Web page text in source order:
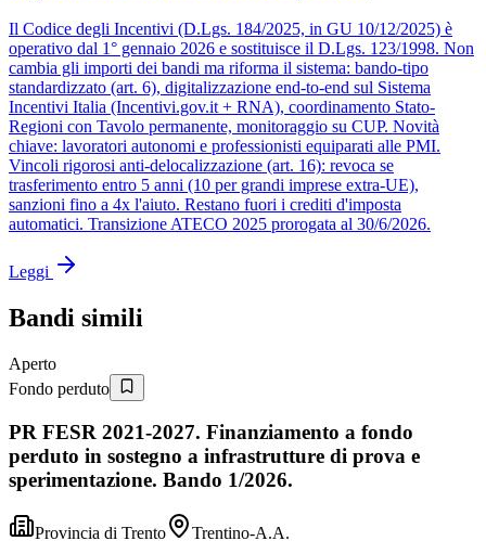
Il Codice degli Incentivi (D.Lgs. 184/2025, in GU 10/12/2025) è
operativo dal 1° gennaio 2026 e sostituisce il D.Lgs. 123/1998. Non
cambia gli importi dei bandi ma riforma il sistema: bando-tipo
standardizzato (art. 6), digitalizzazione end-to-end sul Sistema
Incentivi Italia (Incentivi.gov.it + RNA), coordinamento Stato-
Regioni con Tavolo permanente, monitoraggio su CUP. Novità
chiave: lavoratori autonomi e professionisti equiparati alle PMI.
Vincoli rigorosi anti-delocalizzazione (art. 16): revoca se
trasferimento entro 5 anni (10 per grandi imprese extra-UE),
sanzioni fino a 4x l'aiuto. Restano fuori i crediti d'imposta
automatici. Transizione ATECO 2025 prorogata al 30/6/2026.
Leggi
Bandi simili
Aperto
Fondo perduto
PR FESR 2021-2027. Finanziamento a fondo
perduto in sostegno a infrastrutture di prova e
sperimentazione. Bando 1/2026.
Provincia di Trento Trentino-A.A.